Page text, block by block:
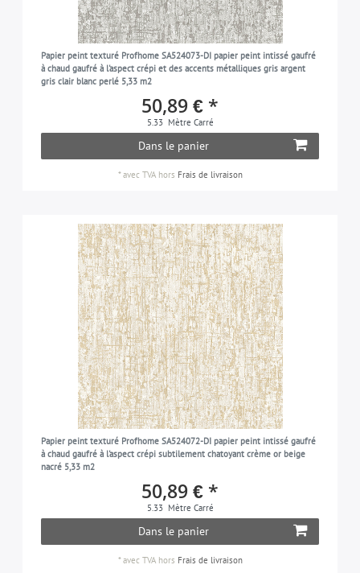
Papier peint texturé Profhome SA524073-DI papier peint intissé gaufré
à chaud gaufré à l'aspect crépi et des accents métalliques gris argent
gris clair blanc perlé 5,33 m2
50,89 € *
5.33 Mètre Carré
Dans le panier
*avec TVAhors Frais de livraison
Papier peint texturé Profhome SA524072-DI papier peint intissé gaufré
à chaud gaufré à l'aspect crépi subtilement chatoyant crème or beige
nacré 5,33 m2
50,89 € *
5.33 Mètre Carré
Dans le panier
*avec TVAhors Frais de livraison